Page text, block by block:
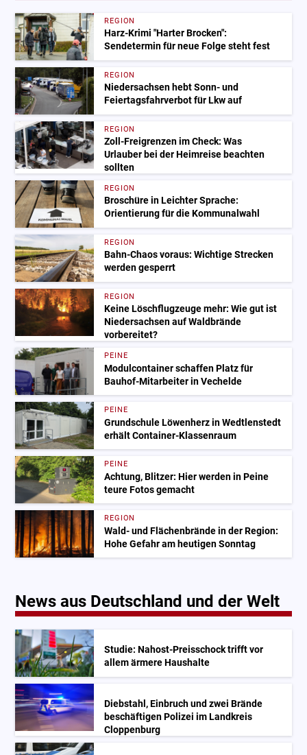
REGION
Harz-Krimi "Harter Brocken":
Sendetermin für neue Folge steht fest
REGION
Niedersachsen hebt Sonn- und
Feiertagsfahrverbot für Lkw auf
REGION
Zoll-Freigrenzen im Check: Was
Urlauber bei der Heimreise beachten
sollten
REGION
Broschüre in Leichter Sprache:
Orientierung für die Kommunalwahl
REGION
Bahn-Chaos voraus: Wichtige Strecken
werden gesperrt
REGION
Keine Löschflugzeuge mehr: Wie gut ist
Niedersachsen auf Waldbrände
vorbereitet?
PEINE
Modulcontainer schaffen Platz für
Bauhof-Mitarbeiter in Vechelde
PEINE
Grundschule Löwenherz in Wedtlenstedt
erhält Container-Klassenraum
PEINE
Achtung, Blitzer: Hier werden in Peine
teure Fotos gemacht
REGION
Wald- und Flächenbrände in der Region:
Hohe Gefahr am heutigen Sonntag
News aus Deutschland und der Welt
Studie: Nahost-Preisschock trifft vor
allem ärmere Haushalte
Diebstahl, Einbruch und zwei Brände
beschäftigen Polizei im Landkreis
Cloppenburg